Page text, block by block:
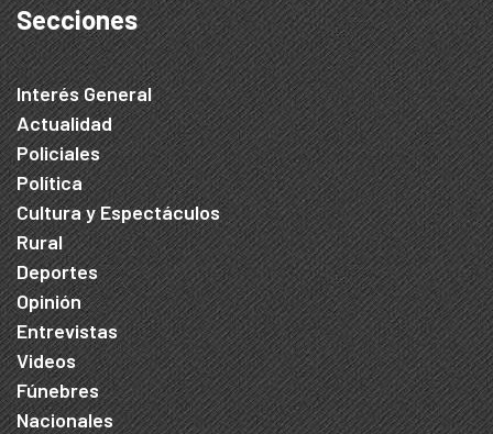
Secciones
Interés General
Actualidad
Policiales
Política
Cultura y Espectáculos
Rural
Deportes
Opinión
Entrevistas
Videos
Fúnebres
Nacionales